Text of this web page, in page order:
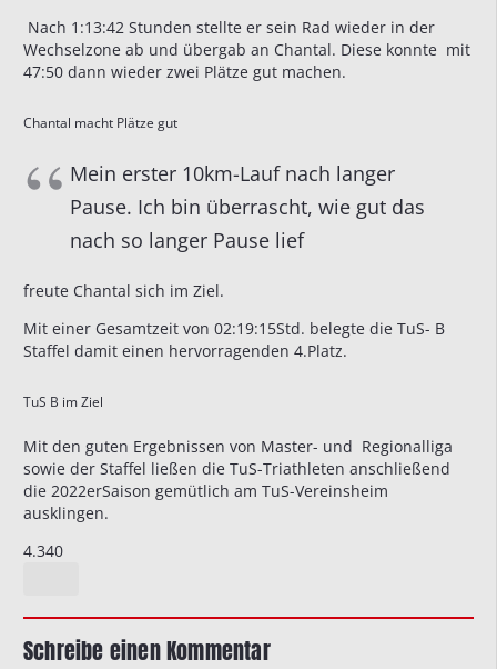
Nach 1:13:42 Stunden stellte er sein Rad wieder in der
Wechselzone ab und übergab an Chantal. Diese konnte mit
47:50 dann wieder zwei Plätze gut machen.
Chantal macht Plätze gut
Mein erster 10km-Lauf nach langer
Pause. Ich bin überrascht, wie gut das
nach so langer Pause lief
freute Chantal sich im Ziel.
Mit einer Gesamtzeit von 02:19:15Std. belegte die TuS- B
Staffel damit einen hervorragenden 4.Platz.
TuS B im Ziel
Mit den guten Ergebnissen von Master- und Regionalliga
sowie der Staffel ließen die TuS-Triathleten anschließend
die 2022erSaison gemütlich am TuS-Vereinsheim
ausklingen.
4.340
Schreibe einen Kommentar